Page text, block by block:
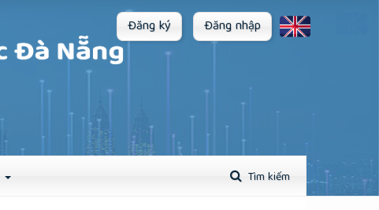
Tìm kiếm
Đăng ký Đăng nhập